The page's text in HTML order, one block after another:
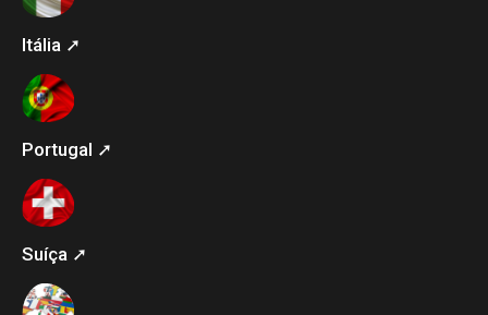
Itália ➚
Portugal ➚
Suíça ➚